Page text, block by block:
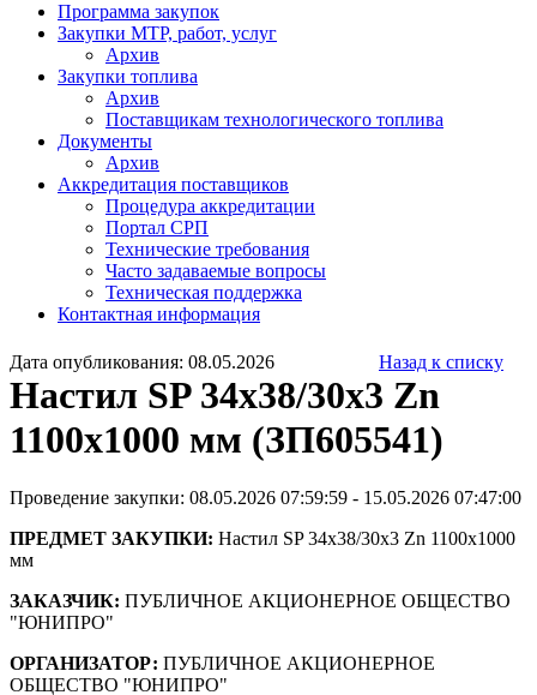
Программа закупок
Закупки МТР, работ, услуг
Архив
Закупки топлива
Архив
Поставщикам технологического топлива
Документы
Архив
Аккредитация поставщиков
Процедура аккредитации
Портал СРП
Технические требования
Часто задаваемые вопросы
Техническая поддержка
Контактная информация
Дата опубликования: 08.05.2026 Назад к списку
Настил SP 34х38/30х3 Zn
1100х1000 мм (ЗП605541)
Проведение закупки: 08.05.2026 07:59:59 - 15.05.2026 07:47:00
ПРЕДМЕТ ЗАКУПКИ: Настил SP 34х38/30х3 Zn 1100х1000
мм
ЗАКАЗЧИК: ПУБЛИЧНОЕ АКЦИОНЕРНОЕ ОБЩЕСТВО
"ЮНИПРО"
ОРГАНИЗАТОР: ПУБЛИЧНОЕ АКЦИОНЕРНОЕ
ОБЩЕСТВО "ЮНИПРО"